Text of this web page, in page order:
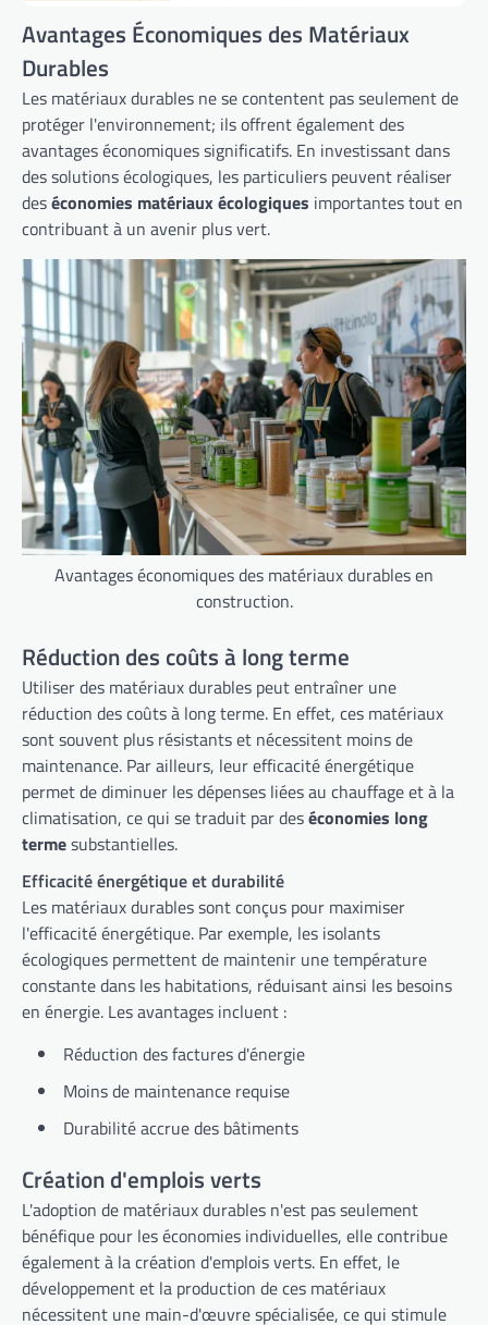
Avantages Économiques des Matériaux
Durables
Les matériaux durables ne se contentent pas seulement de
protéger l'environnement; ils offrent également des
avantages économiques significatifs. En investissant dans
des solutions écologiques, les particuliers peuvent réaliser
deséconomies matériaux écologiques importantes tout en
contribuant à un avenir plus vert.
Avantages économiques des matériaux durables en
construction.
Réduction des coûts à long terme
Utiliser des matériaux durables peut entraîner une
réduction des coûts à long terme. En effet, ces matériaux
sont souvent plus résistants et nécessitent moins de
maintenance. Par ailleurs, leur efficacité énergétique
permet de diminuer les dépenses liées au chauffage et à la
climatisation, ce qui se traduit par deséconomies long
termesubstantielles.
Efficacité énergétique et durabilité
Les matériaux durables sont conçus pour maximiser
l'efficacité énergétique. Par exemple, les isolants
écologiques permettent de maintenir une température
constante dans les habitations, réduisant ainsi les besoins
en énergie. Les avantages incluent :
Réduction des factures d'énergie
Moins de maintenance requise
Durabilité accrue des bâtiments
Création d'emplois verts
L'adoption de matériaux durables n'est pas seulement
bénéfique pour les économies individuelles, elle contribue
également à la création d'emplois verts. En effet, le
développement et la production de ces matériaux
nécessitent une main-d'œuvre spécialisée, ce qui stimule